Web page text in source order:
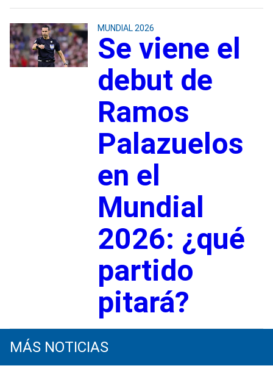
MUNDIAL 2026
Se viene el
debut de
Ramos
Palazuelos
en el
Mundial
2026: ¿qué
partido
pitará?
MÁS NOTICIAS